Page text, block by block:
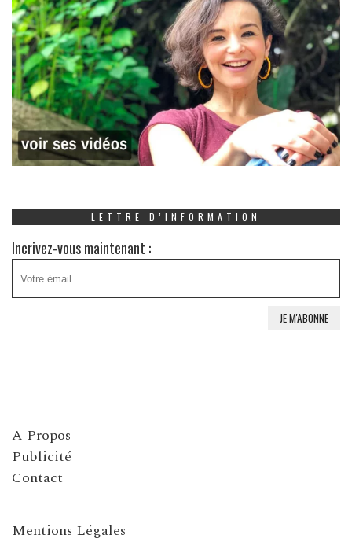
LETTRE D’INFORMATION
Incrivez-vous maintenant :
A Propos
Publicité
Contact
Mentions Légales